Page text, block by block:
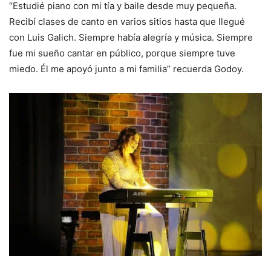
“Estudié piano con mi tía y baile desde muy pequeña.
Recibí clases de canto en varios sitios hasta que llegué
con Luis Galich. Siempre había alegría y música. Siempre
fue mi sueño cantar en público, porque siempre tuve
miedo. Él me apoyó junto a mi familia” recuerda Godoy.